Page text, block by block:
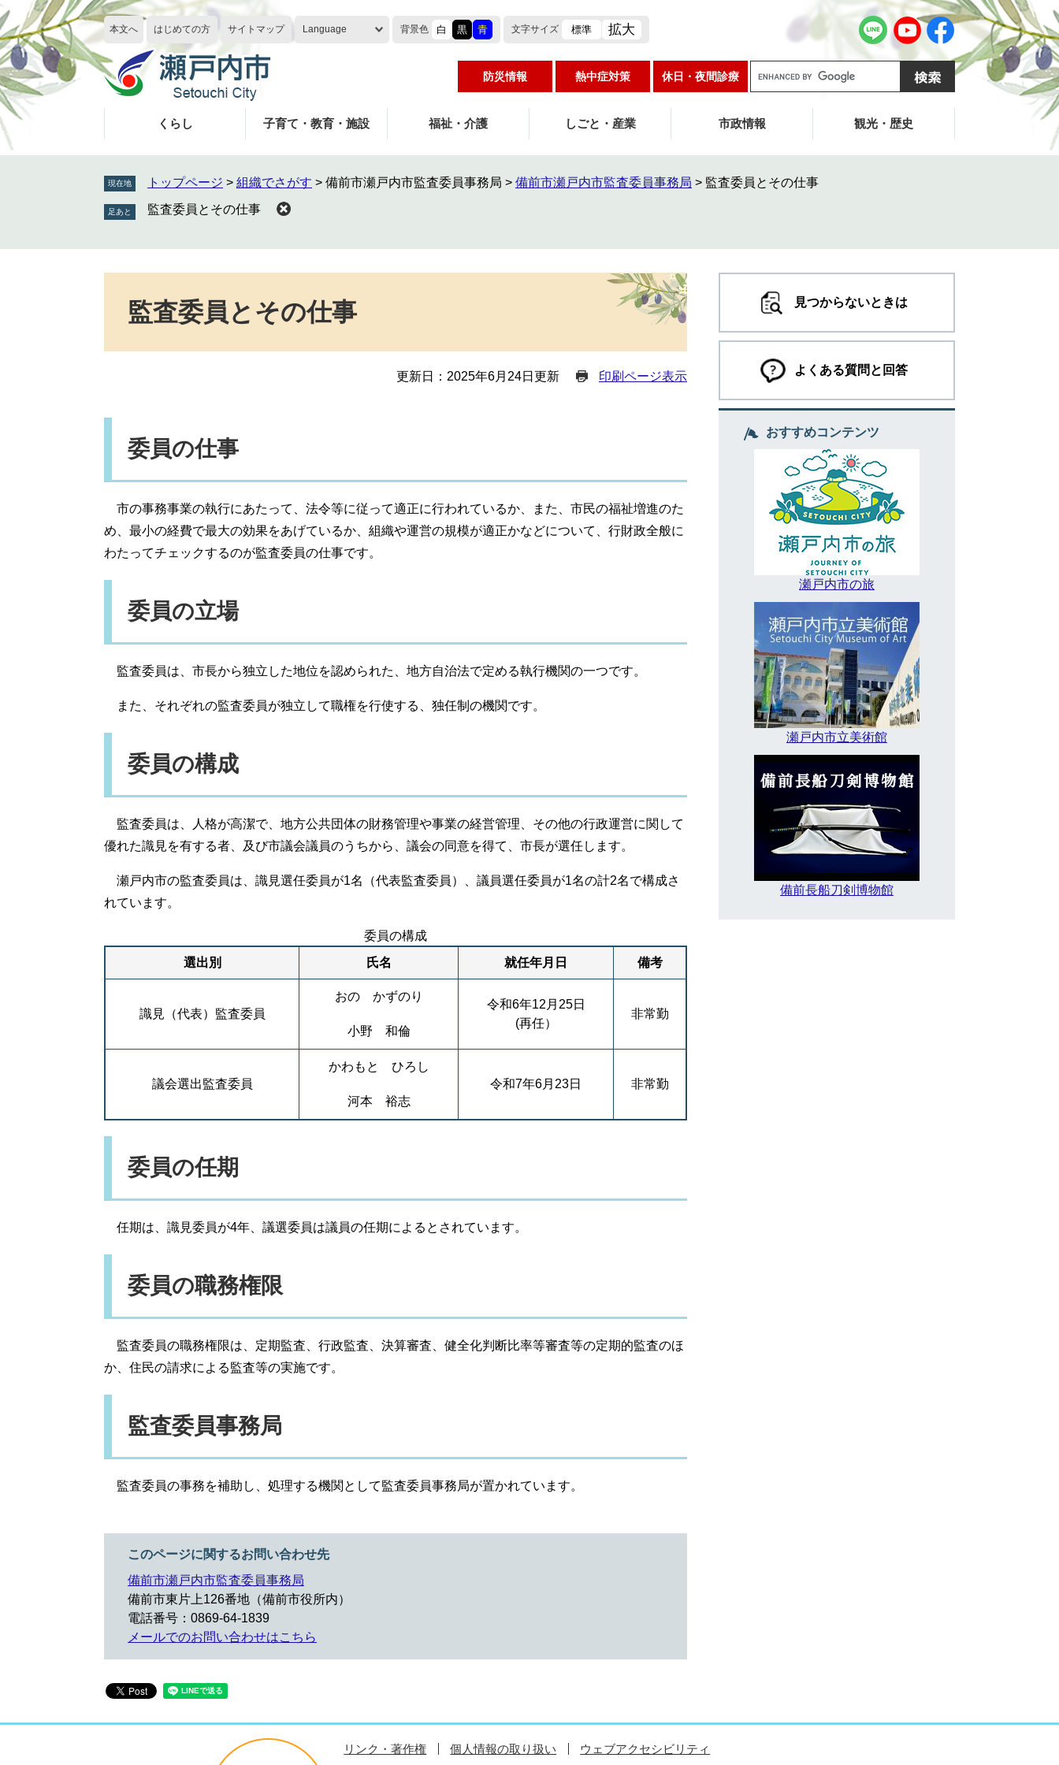
ペ
ー
ジ
の
先
頭
で
す
メ
ニ
ュ
ー
を
飛
ば
し
本文へ はじめての方 サイトマップ Language 背景色 白 黒 青 文字サイズ 標準 拡大
防災情報 熱中症対策 休日・夜間診療
g
e
ス
くらし 子育て・教育・施設 福祉・介護 しごと・産業 市政情報 観光・歴史
現在地 トップページ > 組織でさがす > 備前市瀬戸内市監査委員事務局 > 備前市瀬戸内市監査委員事務局 > 監査委員とその仕事
監査委員とその仕事
監査委員とその仕事
更新日：2025年6月24日更新 印刷ページ表示
委員の仕事
市の事務事業の執行にあたって、法令等に従って適正に行われているか、また、市民の福祉増進のた
め、最小の経費で最大の効果をあげているか、組織や運営の規模が適正かなどについて、行財政全般に
わたってチェックするのが監査委員の仕事です。
委員の立場
監査委員は、市長から独立した地位を認められた、地方自治法で定める執行機関の一つです。
また、それぞれの監査委員が独立して職権を行使する、独任制の機関です。
委員の構成
監査委員は、人格が高潔で、地方公共団体の財務管理や事業の経営管理、その他の行政運営に関して
優れた識見を有する者、及び市議会議員のうちから、議会の同意を得て、市長が選任します。
瀬戸内市の監査委員は、識見選任委員が1名（代表監査委員）、議員選任委員が1名の計2名で構成さ
れています。
委員の構成
選出別
氏名 就任年月日 備考
識見（代表）監査委員
おの かずのり
小野 和倫
令和6年12月25日
(再任）
非常勤
議会選出監査委員
かわもと ひろし
河本 裕志
令和7年6月23日 非常勤
委員の任期
任期は、識見委員が4年、議選委員は議員の任期によるとされています。
委員の職務権限
監査委員の職務権限は、定期監査、行政監査、決算審査、健全化判断比率等審査等の定期的監査のほ
か、住民の請求による監査等の実施です。
監査委員事務局
監査委員の事務を補助し、処理する機関として監査委員事務局が置かれています。
このページに関するお問い合わせ先
備前市瀬戸内市監査委員事務局
備前市東片上126番地（備前市役所内）
電話番号：0869-64-1839
メールでのお問い合わせはこちら
見つからないときは
よくある質問と回答
おすすめコンテンツ
瀬戸内市の旅
瀬戸内市立美術館
備前長船刀剣博物館
リンク・著作権 個人情報の取り扱い ウェブアクセシビリティ